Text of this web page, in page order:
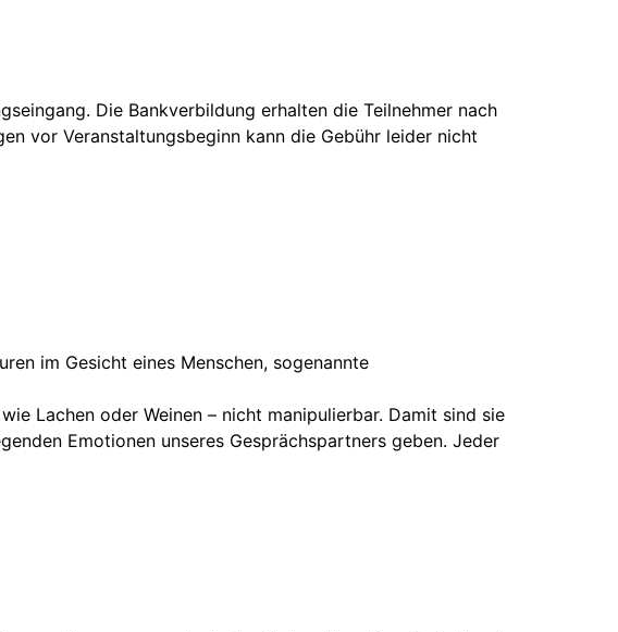
Die Bankverbildung erhalten die Teilnehmer nach
vor Veranstaltungsbeginn kann die Gebühr leider nicht
im Gesicht eines Menschen, sogenannte
Lachen oder Weinen – nicht manipulierbar. Damit sind sie
Emotionen unseres Gesprächspartners geben. Jeder